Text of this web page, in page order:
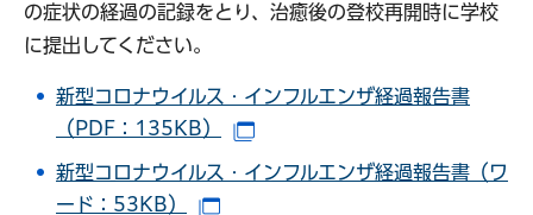
の症状の経過の記録をとり、治癒後の登校再開時に学校
に提出してください。
新型コロナウイルス・インフルエンザ経過報告書
（PDF：135KB）
新型コロナウイルス・インフルエンザ経過報告書（ワ
ード：53KB）